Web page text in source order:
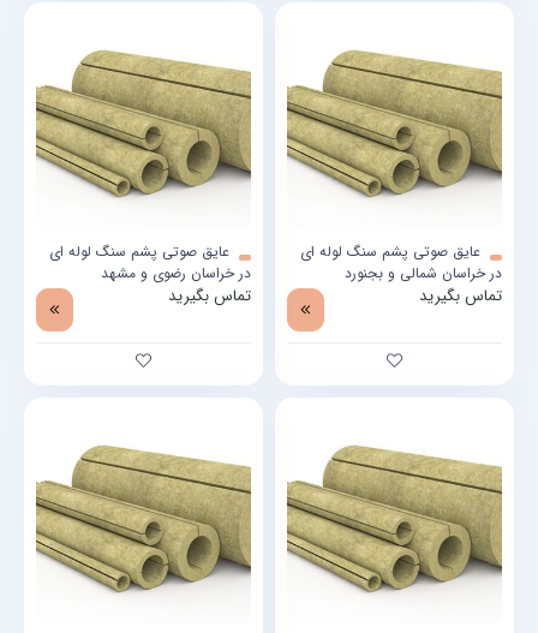
عایق صوتی پشم سنگ لوله ای
در خراسان شمالی و بجنورد
تماس بگیرید
عایق صوتی پشم سنگ لوله ای
در خراسان رضوی و مشهد
تماس بگیرید